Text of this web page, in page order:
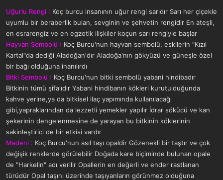
a
n
i
h
i
Uğurlu Rengi : Koç burcu insanının uğur rengi sarıdır Sarı her çiçekle
uyumlu bir beraberlik bulan, sevginin ve şehvetin rengidir En ateşli,
en esrarengiz ve en egzotik ilişkiler koçun sarı rengiyle başlar
Hayvan Sembolü : Koç Burcu'nun hayvan sembolü, eskilerin "Kızıl
Kartal"da dediği Aladoğan'dır Aladoğa'nın gökyüzü ve güneşle özel
bir bağı olduğuna inanılırdı
Bitki Sembolü : Koç Burcu'nun bitki sembolü yabani hindibadır
Bitkinin tümü şifalıdır Yabani hindibanın kökleri kurutulduğunda
kahve yerine,ya da bitkisel ilaç yapımında kullanılacağı
gibi,yapraklarından da lezzetli yemekler yapılır İdrar sökücü ve kan
şekerinin dengelenmesine de yarayan bu bitkinin köklerinin
sakinleştirici de bir etkisi vardır
Madeni : Koç Burcu'nun asıl taşı opaldir Gözenekli bir taştır ve çok
değişik renklerde görülebilir Doğada kare biçiminde bulunan opale
de "Harkelin" adı verilir Opallerin en değerli ve ender rastlanan
türüdür Opal taşını üzerinde taşıyanların görünmez olduğuna